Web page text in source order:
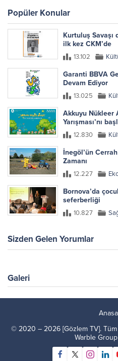
Popüler Konular
Kurtuluş
ilk kez CKM’de
13.102
Garanti BBVA
Devam Ediyor
13.025
Akkuyu Nükleer
Yarışması’nı
12.830
İnegöl’ün
Zamanı
12.227
Bornova’da
seferberliği
10.827
Sizden Gelen Yorumlar
Galeri
© 2020 – 2026 [Gözlem TV]. Tüm
Warble Group